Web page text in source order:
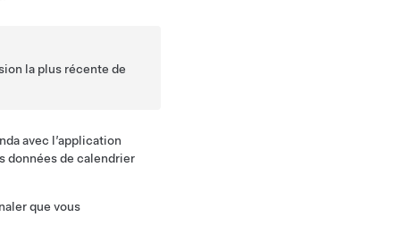
la plus récente de
avec l’application
données de calendrier
que vous